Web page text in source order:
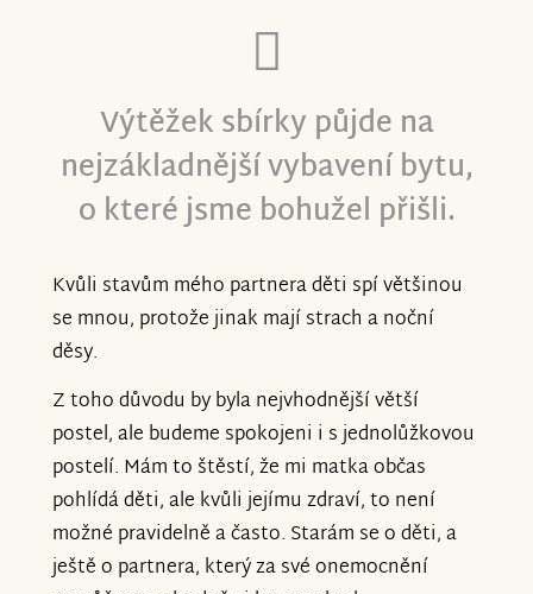
Výtěžek sbírky půjde na
nejzákladnější vybavení bytu,
o které jsme bohužel přišli.
Kvůli stavům mého partnera děti spí většinou
se mnou, protože jinak mají strach a noční
děsy.
Z toho důvodu by byla nejvhodnější větší
postel, ale budeme spokojeni i s jednolůžkovou
postelí. Mám to štěstí, že mi matka občas
pohlídá děti, ale kvůli jejímu zdraví, to není
možné pravidelně a často. Starám se o děti, a
ještě o partnera, který za své onemocnění